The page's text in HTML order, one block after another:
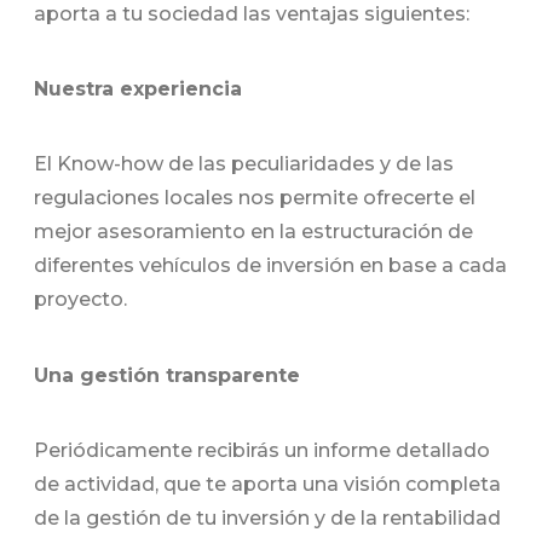
aporta a tu sociedad las ventajas siguientes:
Nuestra experiencia
El Know-how de las peculiaridades y de las
regulaciones locales nos permite ofrecerte el
mejor asesoramiento en la estructuración de
diferentes vehículos de inversión en base a cada
proyecto.
Una gestión transparente
Periódicamente recibirás un informe detallado
de actividad, que te aporta una visión completa
de la gestión de tu inversión y de la rentabilidad